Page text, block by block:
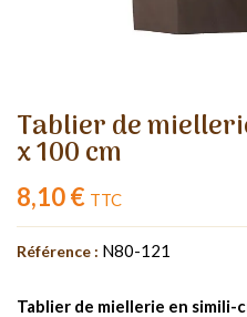
Tablier de
x 100 cm
8,10 € TTC
Référence : N80-121
Tablier de miellerie en simili-